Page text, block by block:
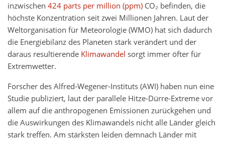
inzwischen 424 parts per million (ppm) CO₂ befinden, die
höchste Konzentration seit zwei Millionen Jahren. Laut der
Weltorganisation für Meteorologie (WMO) hat sich dadurch
die Energiebilanz des Planeten stark verändert und der
daraus resultierende Klimawandel sorgt immer öfter für
Extremwetter.
Forscher des Alfred-Wegener-Instituts (AWI) haben nun eine
Studie publiziert, laut der parallele Hitze-Dürre-Extreme vor
allem auf die anthropogenen Emissionen zurückgehen und
die Auswirkungen des Klimawandels nicht alle Länder gleich
stark treffen. Am stärksten leiden demnach Länder mit